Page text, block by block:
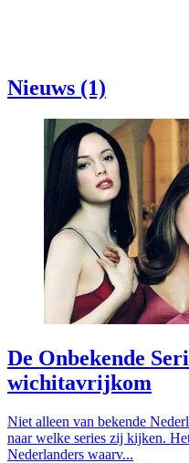
Nieuws (1)
De Onbekende
wichitavrijkom
Niet alleen van bekende
naar welke series zij kijken.
Nederlanders waarv...